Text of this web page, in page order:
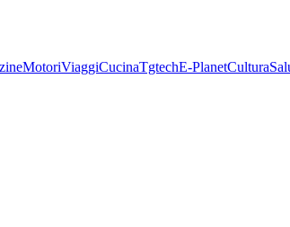
MotoriViaggiCucinaTgtechE-PlanetCultura